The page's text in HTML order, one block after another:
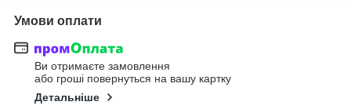
Умови оплати
Ви отримаєте замовлення
або гроші повернуться на вашу картку
Детальніше